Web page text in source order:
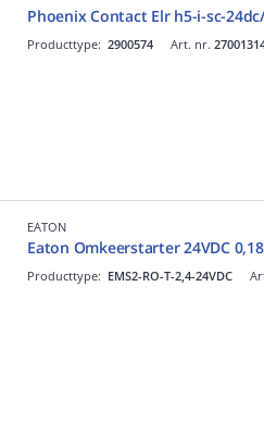
Phoenix Contact Elr h5-i-sc-
Art. nr.
Producttype: 2900574
EATON
Eaton Omkeerstarter 24VDC
Producttype: EMS2-RO-T-2,4-24VDC